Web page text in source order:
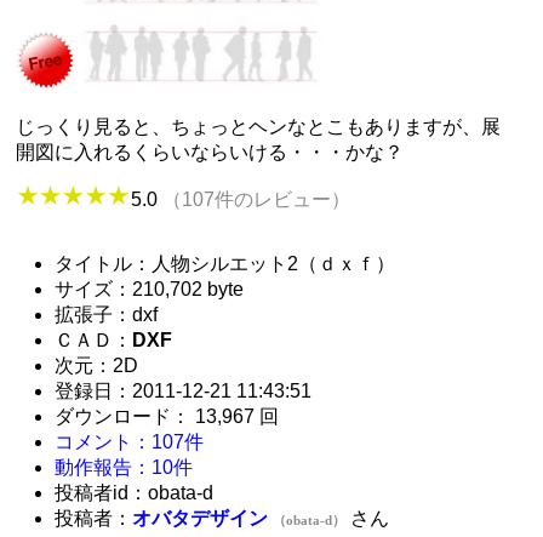
じっくり見ると、ちょっとヘンなとこもありますが、展
開図に入れるくらいならいける・・・かな？
5.0 （107件のレビュー）
タイトル：人物シルエット2（ｄｘｆ）
サイズ：210,702 byte
拡張子：dxf
ＣＡＤ： DXF
次元：2D
登録日：2011-12-21 11:43:51
ダウンロード： 13,967 回
コメント：107件
動作報告：10件
投稿者id：obata-d
投稿者：オバタデザイン （obata-d） さん